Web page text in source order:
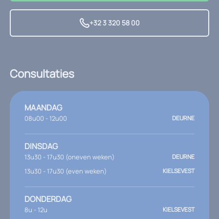
+32 3 320 58 00
Consultaties
MAANDAG
08u00 - 12u00 DEURNE
DINSDAG
13u30 - 17u30 (oneven weken) DEURNE
13u30 - 17u30 (even weken) KIELSEVEST
DONDERDAG
8u - 12u KIELSEVEST